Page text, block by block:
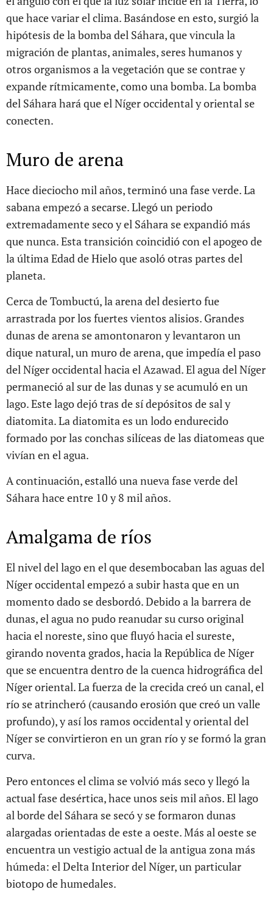
que hace variar el clima. Basándose en esto, surgió la
hipótesis de la bomba del Sáhara, que vincula la
migración de plantas, animales, seres humanos y
otros organismos a la vegetación que se contrae y
expande rítmicamente, como una bomba. La bomba
del Sáhara hará que el Níger occidental y oriental se
conecten.
Muro de arena
Hace dieciocho mil años, terminó una fase verde. La
sabana empezó a secarse. Llegó un periodo
extremadamente seco y el Sáhara se expandió más
que nunca. Esta transición coincidió con el apogeo de
la última Edad de Hielo que asoló otras partes del
planeta.
Cerca de Tombuctú, la arena del desierto fue
arrastrada por los fuertes vientos alisios. Grandes
dunas de arena se amontonaron y levantaron un
dique natural, un muro de arena, que impedía el paso
del Níger occidental hacia el Azawad. El agua del Níger
permaneció al sur de las dunas y se acumuló en un
lago. Este lago dejó tras de sí depósitos de sal y
diatomita. La diatomita es un lodo endurecido
formado por las conchas silíceas de las diatomeas que
vivían en el agua.
A continuación, estalló una nueva fase verde del
Sáhara hace entre 10 y 8 mil años.
Amalgama de ríos
El nivel del lago en el que desembocaban las aguas del
Níger occidental empezó a subir hasta que en un
momento dado se desbordó. Debido a la barrera de
dunas, el agua no pudo reanudar su curso original
hacia el noreste, sino que fluyó hacia el sureste,
girando noventa grados, hacia la República de Níger
que se encuentra dentro de la cuenca hidrográfica del
Níger oriental. La fuerza de la crecida creó un canal, el
río se atrincheró (causando erosión que creó un valle
profundo), y así los ramos occidental y oriental del
Níger se convirtieron en un gran río y se formó la gran
curva.
Pero entonces el clima se volvió más seco y llegó la
actual fase desértica, hace unos seis mil años. El lago
al borde del Sáhara se secó y se formaron dunas
alargadas orientadas de este a oeste. Más al oeste se
encuentra un vestigio actual de la antigua zona más
húmeda: el Delta Interior del Níger, un particular
biotopo de humedales.